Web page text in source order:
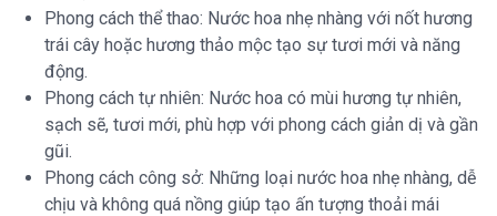
Phong cách thể thao: Nước hoa nhẹ nhàng với nốt hương
trái cây hoặc hương thảo mộc tạo sự tươi mới và năng
động.
Phong cách tự nhiên: Nước hoa có mùi hương tự nhiên,
sạch sẽ, tươi mới, phù hợp với phong cách giản dị và gần
gũi.
Phong cách công sở: Những loại nước hoa nhẹ nhàng, dễ
chịu và không quá nồng giúp tạo ấn tượng thoải mái